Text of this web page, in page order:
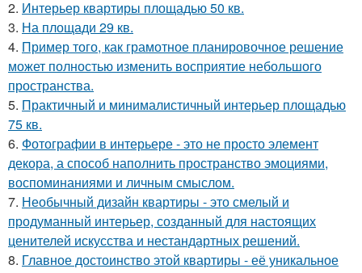
2. Интерьер квартиры площадью 50 кв.
3. На площади 29 кв.
4. Пример того, как грамотное планировочное решение
может полностью изменить восприятие небольшого
пространства.
5. Практичный и минималистичный интерьер площадью
75 кв.
6. Фотографии в интерьере - это не просто элемент
декора, а способ наполнить пространство эмоциями,
воспоминаниями и личным смыслом.
7. Необычный дизайн квартиры - это смелый и
продуманный интерьер, созданный для настоящих
ценителей искусства и нестандартных решений.
8. Главное достоинство этой квартиры - её уникальное